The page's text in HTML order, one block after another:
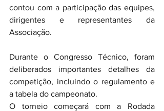
contou com a participação das equipes,
dirigentes e representantes da
Associação.
Durante o Congresso Técnico, foram
deliberados importantes detalhes da
competição, incluindo o regulamento e
a tabela do campeonato.
O torneio começará com a Rodada